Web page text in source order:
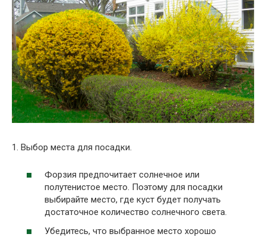
1. Выбор места для посадки.
Форзия предпочитает солнечное или
полутенистое место. Поэтому для посадки
выбирайте место, где куст будет получать
достаточное количество солнечного света.
Убедитесь, что выбранное место хорошо